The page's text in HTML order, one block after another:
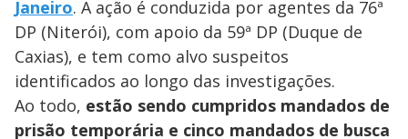
Janeiro. A ação é conduzida por agentes da 76ª
DP (Niterói), com apoio da 59ª DP (Duque de
Caxias), e tem como alvo suspeitos
identificados ao longo das investigações.
Ao todo, estão sendo cumpridos mandados de
prisão temporária e cinco mandados de busca